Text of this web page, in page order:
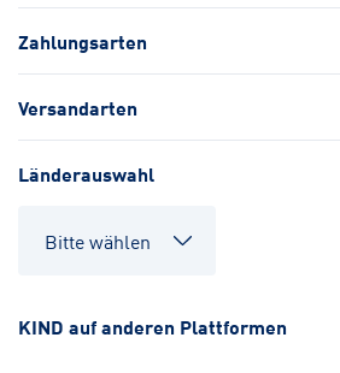
Zahlungsarten
Versandarten
Länderauswahl
KIND auf anderen Plattformen